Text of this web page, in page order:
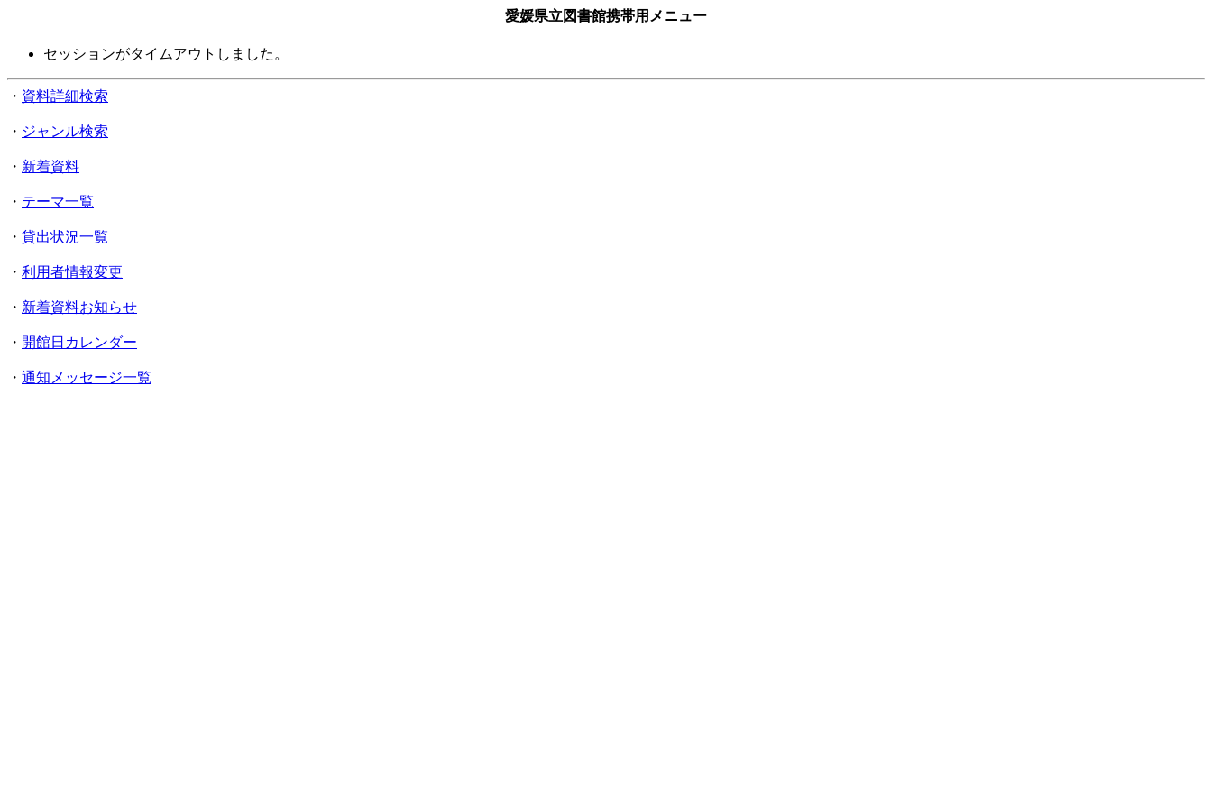
愛媛県立図書館携帯用メニュー
セッションがタイムアウトしました。
・ 資料詳細検索
・ ジャンル検索
・ 新着資料
・ テーマ一覧
・ 貸出状況一覧
・ 利用者情報変更
・ 新着資料お知らせ
・ 開館日カレンダー
・ 通知メッセージ一覧